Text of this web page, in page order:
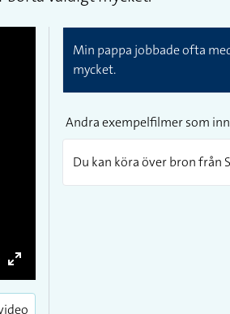
väldigt mycket.
Min pappa jobbade ofta
Andra exempelfilmer som